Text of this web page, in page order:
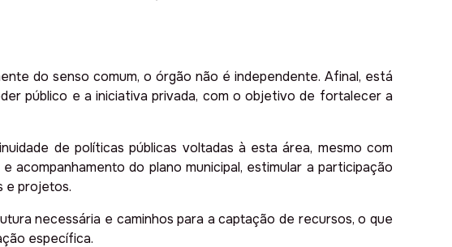
do senso comum, o órgão não é independente. Afinal, está
público e a iniciativa privada, com o objetivo de fortalecer a
de políticas públicas voltadas à esta área, mesmo com
do plano municipal, estimular a participação
e projetos.
necessária e caminhos para a captação de recursos, o que
específica.